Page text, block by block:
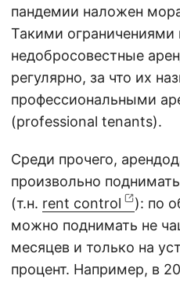
пандемии наложен
Такими ограничениями
недобросовестные
регулярно, за что их
профессиональными
(professional tenants).
Среди прочего,
произвольно
(т.н. rent control
): по
можно поднимать не
месяцев и только на
процент. Например, в